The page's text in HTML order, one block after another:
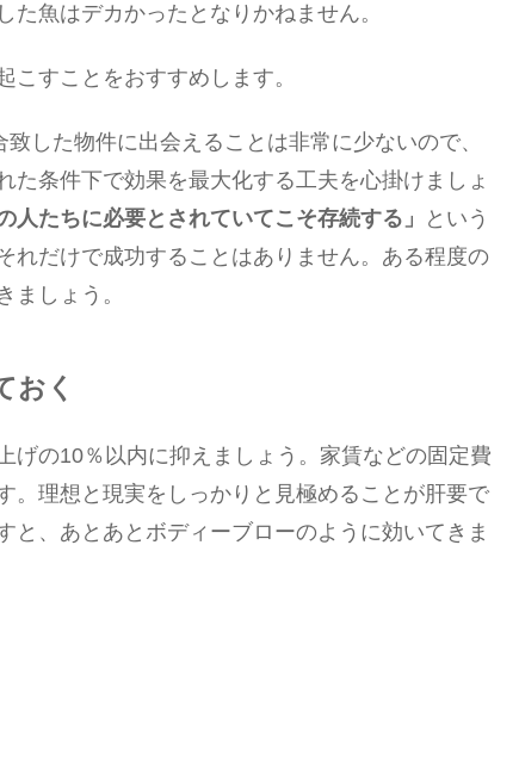
魚はデカかったとなりかねません。
すことをおすすめします。
した物件に出会えることは非常に少ないので、
た条件下で効果を最大化する工夫を心掛けましょ
人たちに必要とされていてこそ存続する」
という
れだけで成功することはありません。ある程度の
ましょう。
おく
の10％以内に抑えましょう。家賃などの固定費
。理想と現実をしっかりと見極めることが肝要で
と、あとあとボディーブローのように効いてきま